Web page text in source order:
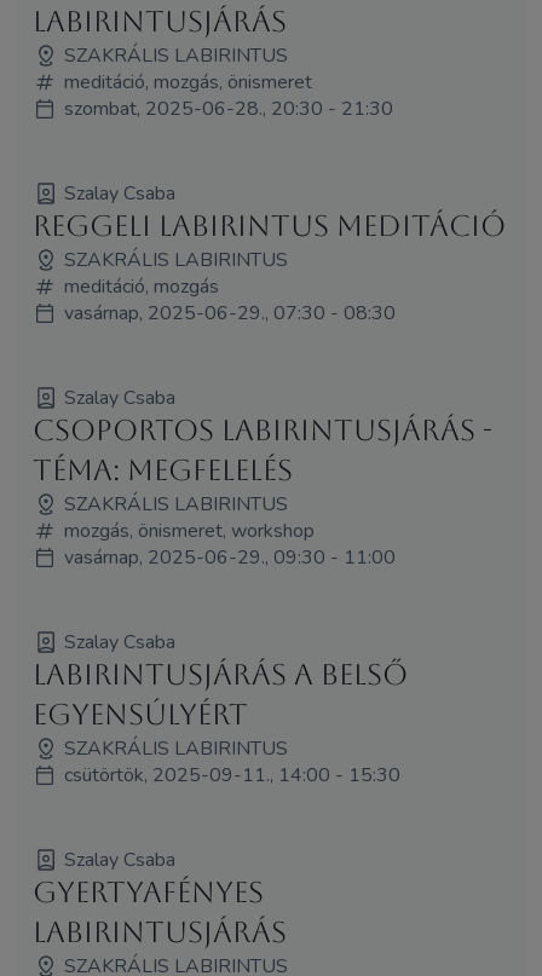
labirintusjárás
SZAKRÁLIS LABIRINTUS
meditáció, mozgás, önismeret
szombat, 2025-06-28., 20:30 - 21:30
Szalay Csaba
Reggeli labirintus meditáció
SZAKRÁLIS LABIRINTUS
meditáció, mozgás
vasárnap, 2025-06-29., 07:30 - 08:30
Szalay Csaba
Csoportos labirintusjárás -
téma: megfelelés
SZAKRÁLIS LABIRINTUS
mozgás, önismeret, workshop
vasárnap, 2025-06-29., 09:30 - 11:00
Szalay Csaba
Labirintusjárás a belső
egyensúlyért
SZAKRÁLIS LABIRINTUS
csütörtök, 2025-09-11., 14:00 - 15:30
Szalay Csaba
Gyertyafényes
labirintusjárás
SZAKRÁLIS LABIRINTUS